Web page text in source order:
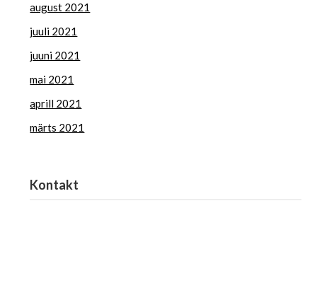
august 2021
juuli 2021
juuni 2021
mai 2021
aprill 2021
märts 2021
Kontakt